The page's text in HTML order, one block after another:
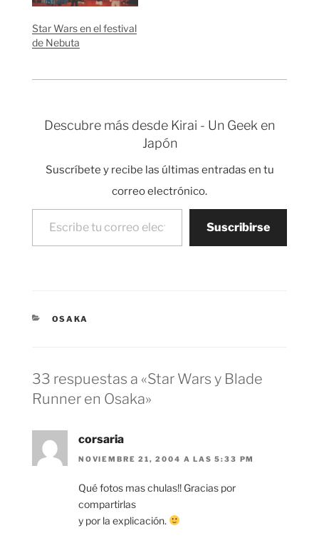
Star Wars en el festival
de Nebuta
Descubre más desde Kirai - Un Geek en
Japón
Suscríbete y recibe las últimas entradas en tu
correo electrónico.
Escribe tu correo electrónico…
Suscribirse
CATEGORÍAS
OSAKA
33 respuestas a «Star Wars y Blade
Runner en Osaka»
corsaria
NOVIEMBRE 21, 2004 A LAS 5:33 PM
Qué fotos mas chulas!! Gracias por
compartirlas
y por la explicación.